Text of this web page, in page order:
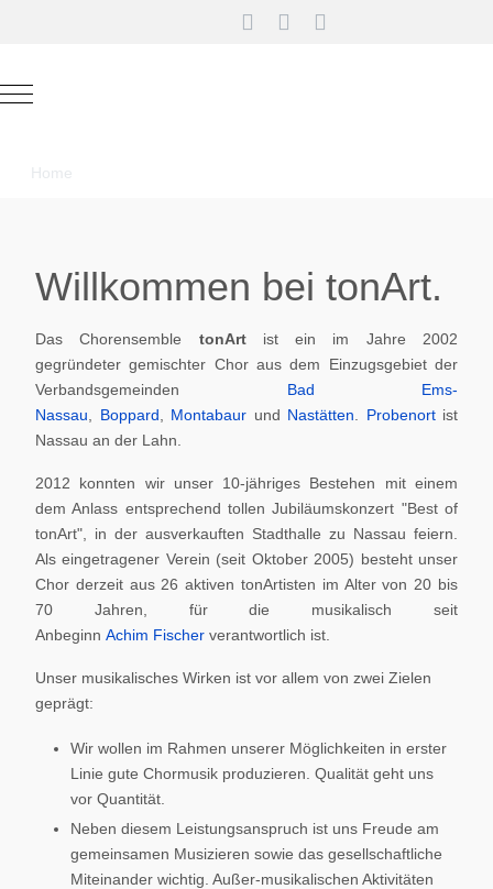
Mobile Menu Toggle
Home
Willkommen bei tonArt.
Das Chorensemble tonArt ist ein im Jahre 2002
gegründeter gemischter Chor aus dem Einzugsgebiet der
Verbandsgemeinden Bad Ems-
Nassau
Boppard Montabaur und Nastätten Probenortist
Nassau an der Lahn.
2012 konnten wir unser 10-jähriges Bestehen mit einem
dem Anlass entsprechend tollen Jubiläumskonzert "Best of
tonArt", in der ausverkauften Stadthalle zu Nassau feiern.
Als eingetragener Verein (seit Oktober 2005) besteht unser
Chor derzeit aus 26 aktiven tonArtisten im Alter von 20 bis
70 Jahren, für die musikalisch seit
Anbeginn Achim Fischer verantwortlich ist.
Unser musikalisches Wirken ist vor allem von zwei Zielen
geprägt:
Wir wollen im Rahmen unserer Möglichkeiten in erster
Linie gute Chormusik produzieren. Qualität geht uns
vor Quantität.
Neben diesem Leistungsanspruch ist uns Freude am
gemeinsamen Musizieren sowie das gesellschaftliche
Miteinander wichtig. Außer-musikalischen Aktivitäten